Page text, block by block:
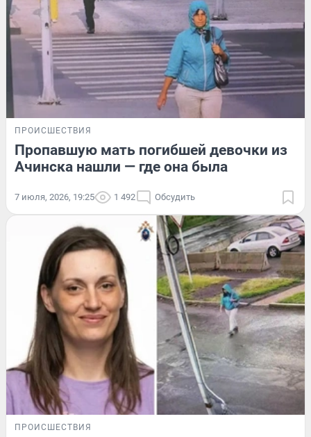
ПРОИСШЕСТВИЯ
Пропавшую мать погибшей девочки из
Ачинска нашли — где она была
7 июля, 2026, 19:25 1 492 Обсудить
ПРОИСШЕСТВИЯ